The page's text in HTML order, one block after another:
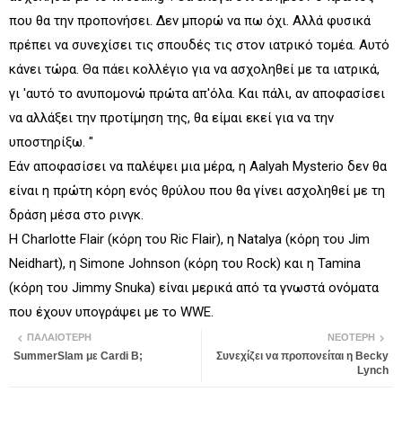
που θα την προπονήσει. Δεν μπορώ να πω όχι. Αλλά φυσικά
πρέπει να συνεχίσει τις σπουδές τις στον ιατρικό τομέα. Αυτό
κάνει τώρα. Θα πάει κολλέγιο για να ασχοληθεί με τα ιατρικά,
γι 'αυτό το ανυπομονώ πρώτα απ'όλα. Και πάλι, αν αποφασίσει
να αλλάξει την προτίμηση της, θα είμαι εκεί για να την
υποστηρίξω. "
Εάν αποφασίσει να παλέψει μια μέρα, η Aalyah Mysterio δεν θα
είναι η πρώτη κόρη ενός θρύλου που θα γίνει ασχοληθεί με τη
δράση μέσα στο ρινγκ.
Η Charlotte Flair (κόρη του Ric Flair), η Natalya (κόρη του Jim
Neidhart), η Simone Johnson (κόρη του Rock) και η Tamina
(κόρη του Jimmy Snuka) είναι μερικά από τα γνωστά ονόματα
που έχουν υπογράψει με το WWE.
ΝΕΌΤΕΡΗ
Συνεχίζει να προπονείται η Becky
Lynch
ΠΑΛΑΙΌΤΕΡΗ
SummerSlam με Cardi B;